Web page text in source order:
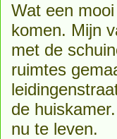
Wat een
komen. Mijn
met de
ruimtes
de
nu te leven.